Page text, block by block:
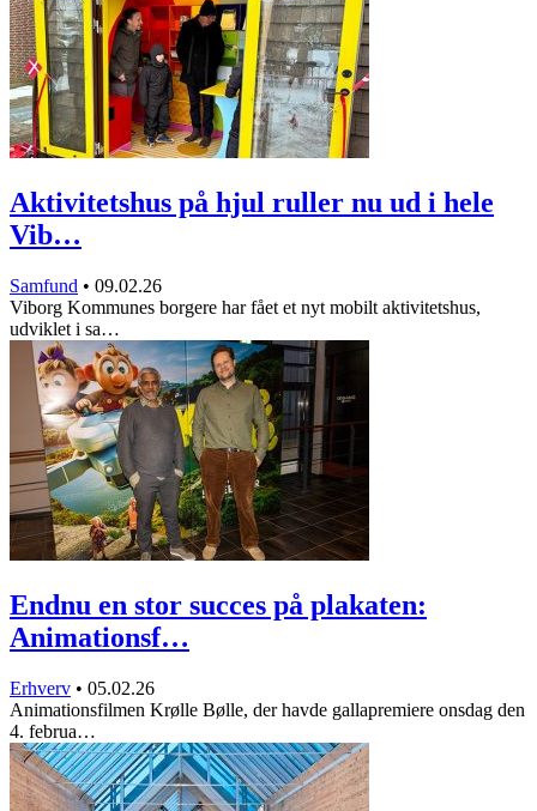
Aktivitetshus på hjul ruller nu ud i hele
Vib…
Samfund • 09.02.26
Viborg Kommunes borgere har fået et nyt mobilt aktivitetshus,
udviklet i sa…
Endnu en stor succes på plakaten:
Animationsf…
Erhverv • 05.02.26
Animationsfilmen Krølle Bølle, der havde gallapremiere onsdag den
4. februa…